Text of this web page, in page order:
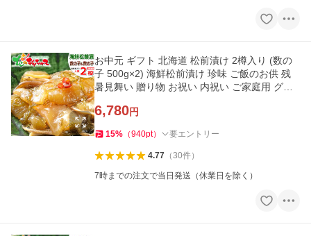
お中元 ギフト 北海道 松前漬け 2樽入り (数の
子 500g×2) 海鮮松前漬け 珍味 ご飯のお供 残
暑見舞い 贈り物 お祝い 内祝い ご家庭用 グル
6,780円
15% （940pt） 要エントリー
4.77（30件）
7時までの注文で当日発送（休業日を除く）